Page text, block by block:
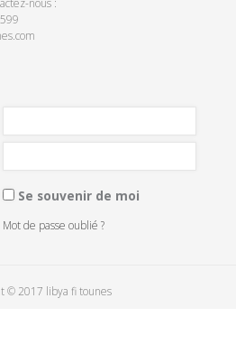
Se souvenir de moi
Mot de passe oublié ?
© 2017 libya fi tounes